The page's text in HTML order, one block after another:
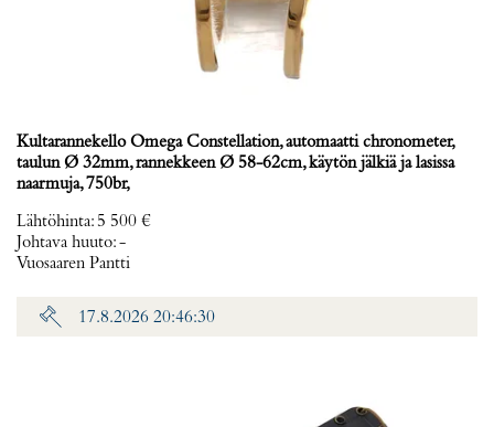
Kultarannekello Omega Constellation, automaatti chronometer,
taulun Ø 32mm, rannekkeen Ø 58-62cm, käytön jälkiä ja lasissa
naarmuja, 750br,
Lähtöhinta: 5 500 €
Johtava huuto:-
Vuosaaren Pantti
17.8.2026 20:46:30